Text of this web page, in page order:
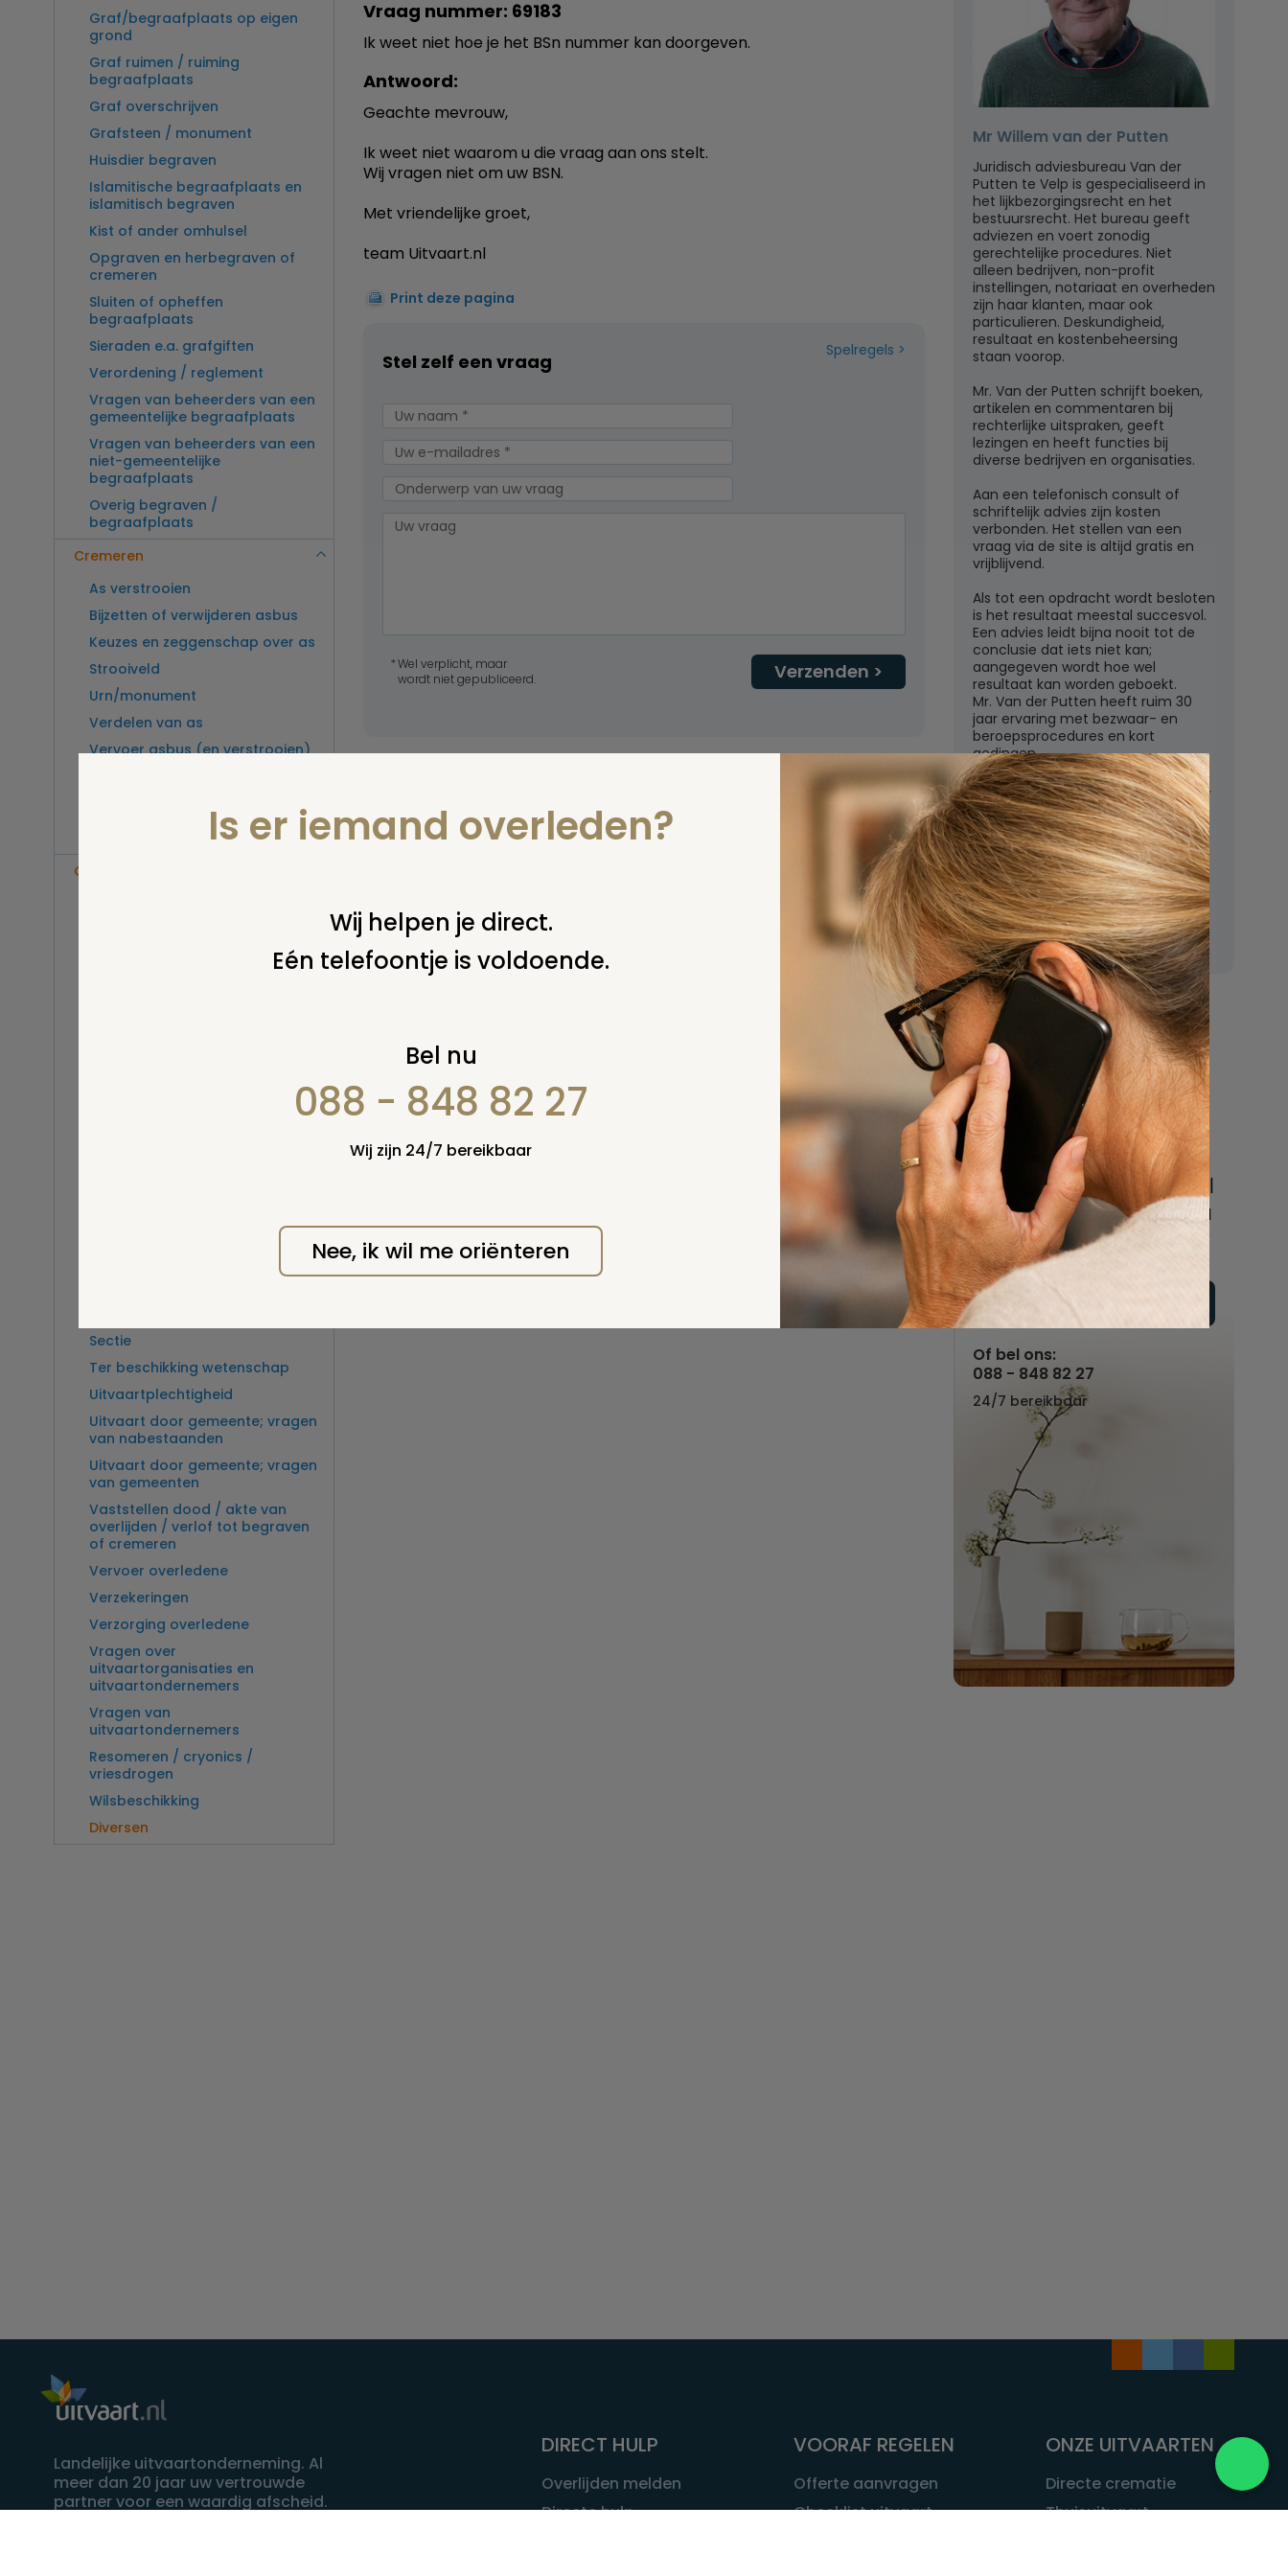
Graf/begraafplaats op eigen
grond
Graf ruimen / ruiming
begraafplaats
Graf overschrijven
Grafsteen / monument
Huisdier begraven
Islamitische begraafplaats en
islamitisch begraven
Kist of ander omhulsel
Opgraven en herbegraven of
cremeren
Sluiten of opheffen
begraafplaats
Sieraden e.a. grafgiften
Verordening / reglement
Vragen van beheerders van een
gemeentelijke begraafplaats
Vragen van beheerders van een
niet-gemeentelijke
begraafplaats
Overig begraven /
begraafplaats
Cremeren
As verstrooien
Bijzetten of verwijderen asbus
Keuzes en zeggenschap over as
Strooiveld
Urn/monument
Verdelen van as
Vervoer asbus (en verstrooien)
Overige
Sectie
Ter beschikking wetenschap
Uitvaartplechtigheid
Uitvaart door gemeente; vragen
van nabestaanden
Uitvaart door gemeente; vragen
van gemeenten
Vaststellen dood / akte van
overlijden / verlof tot begraven
of cremeren
Vervoer overledene
Verzekeringen
Verzorging overledene
Vragen over
uitvaartorganisaties en
uitvaartondernemers
Vragen van
uitvaartondernemers
Resomeren / cryonics /
vriesdrogen
Wilsbeschikking
Diversen
Vraag nummer: 69183
Ik weet niet hoe je het BSn nummer kan doorgeven.
Antwoord:
Geachte mevrouw,
Ik weet niet waarom u die vraag aan ons stelt.
Wij vragen niet om uw BSN.
Met vriendelijke groet,
team Uitvaart.nl
Print deze pagina
Spelregels
Stel zelf een vraag
Verzenden
Wel verplicht, maar
wordt niet gepubliceerd.
Mr Willem van der Putten
Juridisch adviesbureau Van der
Putten te Velp is gespecialiseerd in
het lijkbezorgingsrecht en het
bestuursrecht. Het bureau geeft
adviezen en voert zonodig
gerechtelijke procedures. Niet
alleen bedrijven, non-profit
instellingen, notariaat en overheden
zijn haar klanten, maar ook
particulieren. Deskundigheid,
resultaat en kostenbeheersing
staan voorop.
Mr. Van der Putten schrijft boeken,
artikelen en commentaren bij
rechterlijke uitspraken, geeft
lezingen en heeft functies bij
diverse bedrijven en organisaties.
Aan een telefonisch consult of
schriftelijk advies zijn kosten
verbonden. Het stellen van een
vraag via de site is altijd gratis en
vrijblijvend.
Als tot een opdracht wordt besloten
is het resultaat meestal succesvol.
Een advies leidt bijna nooit tot de
conclusie dat iets niet kan;
aangegeven wordt hoe wel
resultaat kan worden geboekt.
Mr. Van der Putten heeft ruim 30
jaar ervaring met bezwaar- en
beroepsprocedures en kort
gedingen.
Juridisch adviesbureau mr. W.G.H.M.
van der Putten c.s.
Zutphensestraatweg 7
6881 WN Velp (Gld)
E-mail:
mr.vanderputten@gmail.com
Nu
een uitvaart
regelen
Beschrijf uw wensen
online of bel ons geheel
vrijblijvend voor hulp na
een overlijden.
Vul hier uw wensen in
Of bel ons:
088 - 848 82 27
24/7 bereikbaar
Landelijke uitvaartonderneming. Al
meer dan 20 jaar uw vertrouwde
partner voor een waardig afscheid.
DIRECT HULP
Overlijden melden
Directe hulp
VOORAF REGELEN
Offerte aanvragen
Checklist uitvaart
ONZE UITVAARTEN
Directe crematie
Thuisuitvaart
Is er iemand overleden?
Wij helpen je direct.
Eén telefoontje is voldoende.
Bel nu
088 - 848 82 27
Wij zijn 24/7 bereikbaar
Nee, ik wil me oriënteren